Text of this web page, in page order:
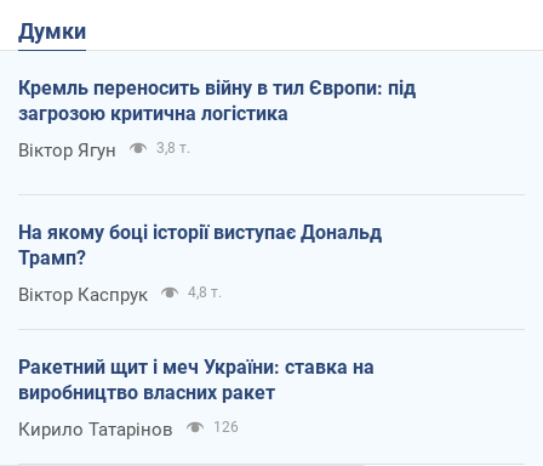
Думки
Кремль переносить війну в тил Європи: під
загрозою критична логістика
Віктор Ягун 3,8 т.
На якому боці історії виступає Дональд
Трамп?
Віктор Каспрук 4,8 т.
Ракетний щит і меч України: ставка на
виробництво власних ракет
Кирило Татарінов 126